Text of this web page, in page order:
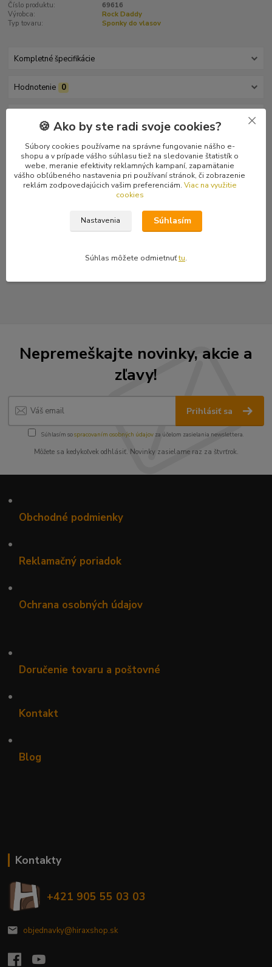
Číslo produktu:
69616
Výrobca:
Rock Daddy
Typ tovaru:
Sponky do vlasov
Kompletné špecifikácie
Hodnotenie 0
Kompletné špecifikácie
Sponky do vlasov s mačičkami. Cena je za pár, teda za dva kusy.
Tovar zaradený v kategóriách
Nepremeškajte novinky, akcie a
zľavy!
Prihlásiť sa
Súhlasím sospracovaním osobných údajov za účelom zasielania newslettera.
Môžete sa kedykoľvek odhlásiť. Novinky zasielame raz za štvrťrok.
•
Obchodné podmienky
•
Reklamačný poriadok
•
Ochrana osobných údajov
•
Doručenie tovaru a poštovné
•
Kontakt
•
Blog
Kontakty
+421 905 55 03 03
objednavky@hiraxshop.sk
🍪 Ako by ste radi svoje cookies?
Súbory cookies používame na správne fungovanie nášho e-
shopu a v prípade vášho súhlasu tiež na sledovanie štatistík o
webe, meranie efektivity reklamných kampaní, zapamätanie
vášho obľúbeného nastavenia pri používaní stránok, či zobrazenie
reklám zodpovedajúcich vašim preferenciám. Viac na využitie
cookies
Nastavenia Súhlasím
Súhlas môžete odmietnuťtu.